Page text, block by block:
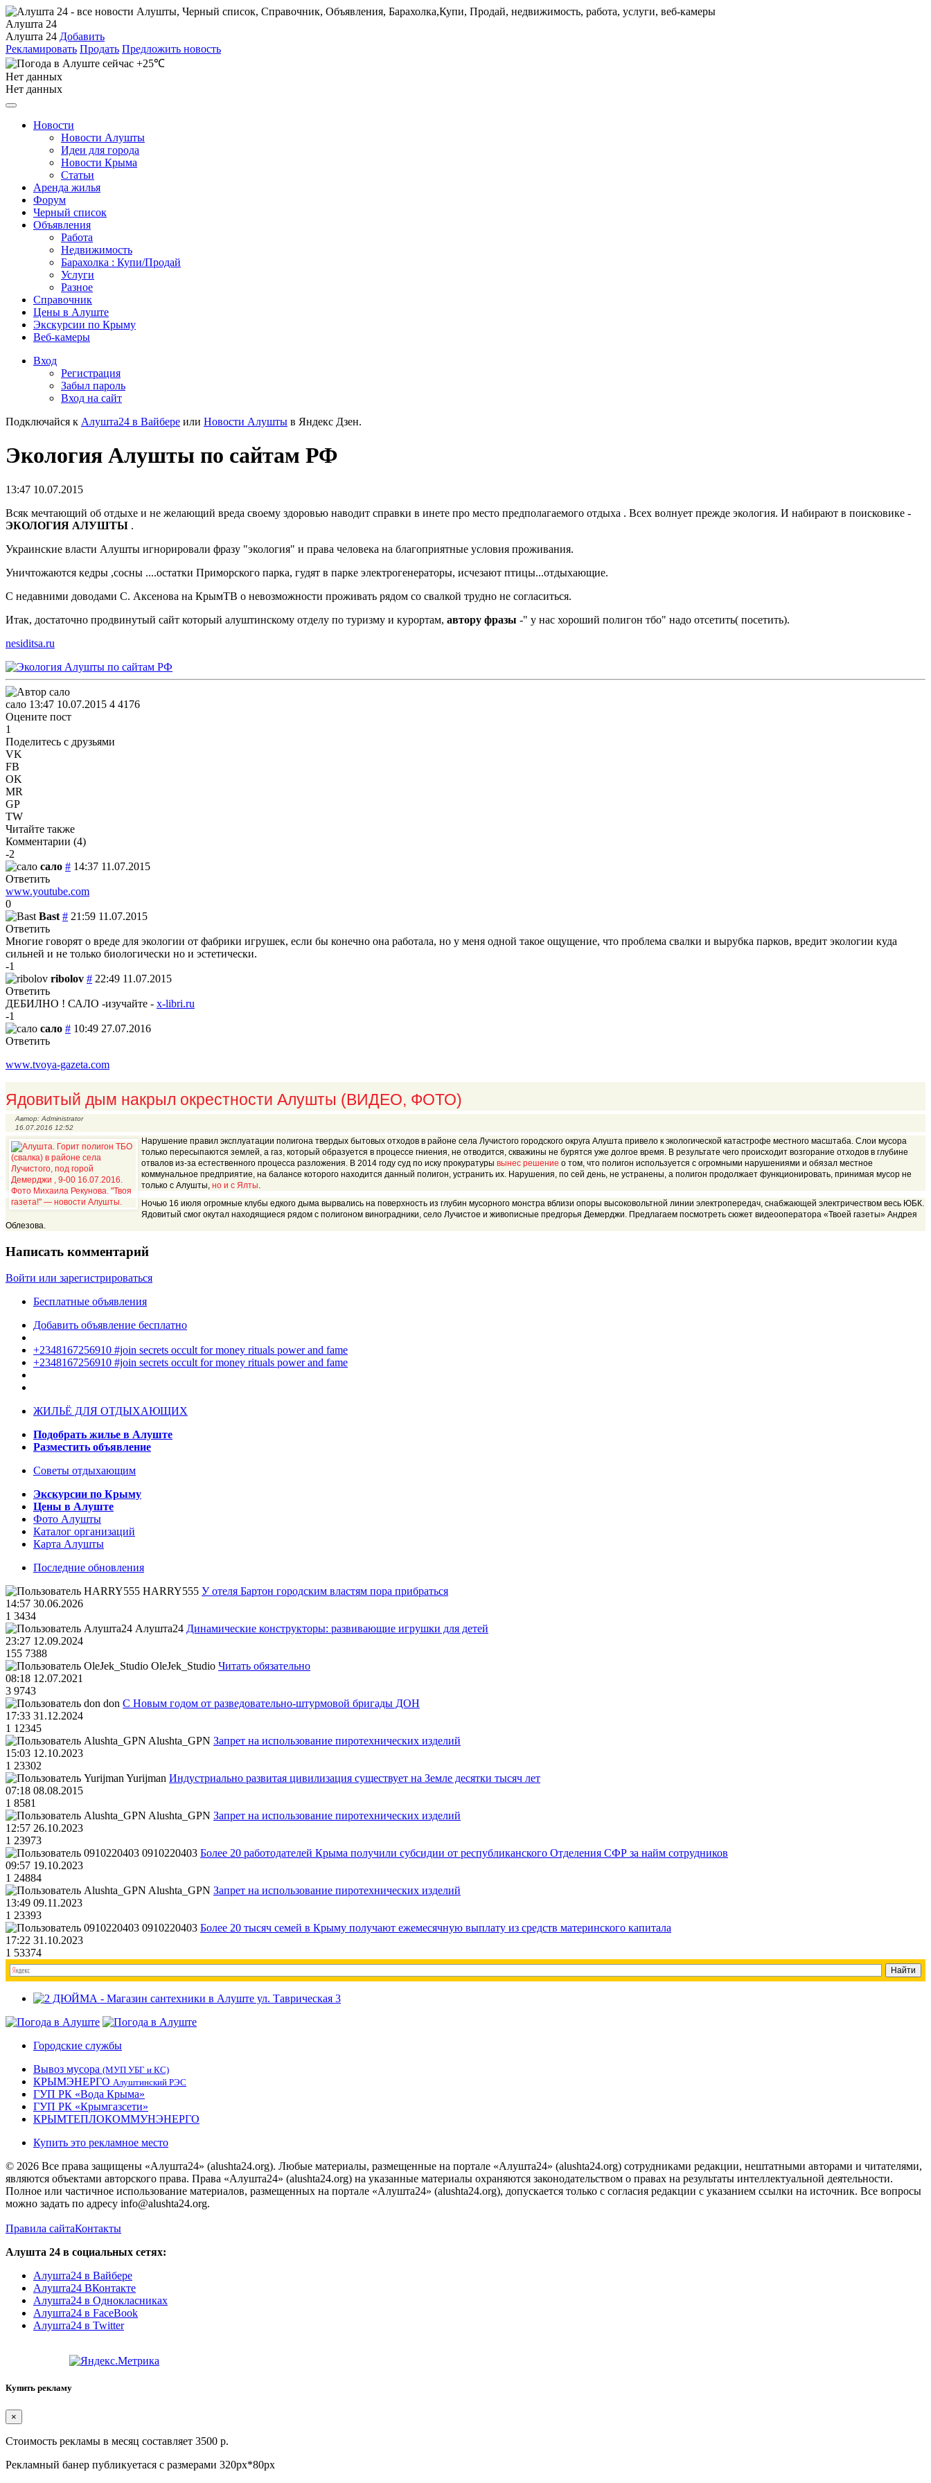
Алушта 24
Алушта 24 Добавить
Рекламировать Продать Предложить новость
+25℃
Нет данных
Нет данных
Новости
Новости Алушты
Идеи для города
Новости Крыма
Статьи
Аренда жилья
Форум
Черный список
Объявления
Работа
Недвижимость
Барахолка : Купи/Продай
Услуги
Разное
Справочник
Цены в Алуште
Экскурсии по Крыму
Веб-камеры
Вход
Регистрация
Забыл пароль
Вход на сайт
Подключайся к Алушта24 в Вайбере или Новости Алушты в Яндекс Дзен.
Экология Алушты по сайтам РФ
13:47 10.07.2015
Всяк мечтающий об отдыхе и не желающий вреда своему здоровью наводит справки в инете про место предполагаемого отдыха . Всех волнует прежде экология. И набирают в поисковике -
ЭКОЛОГИЯ АЛУШТЫ .
Украинские власти Алушты игнорировали фразу "экология" и права человека на благоприятные условия проживания.
Уничтожаются кедры ,сосны ....остатки Приморского парка, гудят в парке электрогенераторы, исчезают птицы...отдыхающие.
С недавними доводами С. Аксенова на КрымТВ о невозможности проживать рядом со свалкой трудно не согласиться.
Итак, достаточно продвинутый сайт который алуштинскому отделу по туризму и курортам, автору фразы -" у нас хороший полигон тбо" надо отсетить( посетить).
nesiditsa.ru
сало 13:47 10.07.2015 4 4176
Оцените пост
1
Поделитесь с друзьями
VK
FB
OK
MR
GP
TW
Читайте также
Комментарии (4)
-2
сало # 14:37 11.07.2015
Ответить
www.youtube.com
0
Bast # 21:59 11.07.2015
Ответить
Многие говорят о вреде для экологии от фабрики игрушек, если бы конечно она работала, но у меня одной такое ощущение, что проблема свалки и вырубка парков, вредит экологии куда
сильней и не только биологически но и эстетически.
-1
ribolov # 22:49 11.07.2015
Ответить
ДЕБИЛНО ! САЛО -изучайте - x-libri.ru
-1
сало # 10:49 27.07.2016
Ответить
www.tvoya-gazeta.com
Ядовитый дым накрыл окрестности Алушты (ВИДЕО, ФОТО)
Автор: Administrator
16.07.2016 12:52
Нарушение правил эксплуатации полигона твердых бытовых отходов в районе села Лучистого городского округа Алушта привело к экологической катастрофе местного масштаба. Слои мусора
только пересыпаются землей, а газ, который образуется в процессе гниения, не отводится, скважины не бурятся уже долгое время. В результате чего происходит возгорание отходов в глубине
отвалов из-за естественного процесса разложения. В 2014 году суд по иску прокуратуры вынес решение о том, что полигон используется с огромными нарушениями и обязал местное
коммунальное предприятие, на балансе которого находится данный полигон, устранить их. Нарушения, по сей день, не устранены, а полигон продолжает функционировать, принимая мусор не
только с Алушты, но и с Ялты.
Ночью 16 июля огромные клубы едкого дыма вырвались на поверхность из глубин мусорного монстра вблизи опоры высоковольтной линии электропередач, снабжающей электричеством весь ЮБК.
Ядовитый смог окутал находящиеся рядом с полигоном виноградники, село Лучистое и живописные предгорья Демерджи. Предлагаем посмотреть сюжет видеооператора «Твоей газеты» Андрея
Облезова.
Написать комментарий
Войти или зарегистрироваться
Бесплатные объявления
Добавить объявление бесплатно
+2348167256910 #join secrets occult for money rituals power and fame
+2348167256910 #join secrets occult for money rituals power and fame
ЖИЛЬЁ ДЛЯ ОТДЫХАЮЩИХ
Подобрать жилье в Алуште
Разместить объявление
Советы отдыхающим
Экскурсии по Крыму
Цены в Алуште
Фото Алушты
Каталог организаций
Карта Алушты
Последние обновления
HARRY555 У отеля Бартон городским властям пора прибраться
14:57 30.06.2026
1 3434
Алушта24 Динамические конструкторы: развивающие игрушки для детей
23:27 12.09.2024
155 7388
OleJek_Studio Читать обязательно
08:18 12.07.2021
3 9743
don С Новым годом от разведовательно-штурмовой бригады ДОН
17:33 31.12.2024
1 12345
Alushta_GPN Запрет на использование пиротехнических изделий
15:03 12.10.2023
1 23302
Yurijman Индустриально развитая цивилизация существует на Земле десятки тысяч лет
07:18 08.08.2015
1 8581
Alushta_GPN Запрет на использование пиротехнических изделий
12:57 26.10.2023
1 23973
0910220403 Более 20 работодателей Крыма получили субсидии от республиканского Отделения СФР за найм сотрудников
09:57 19.10.2023
1 24884
Alushta_GPN Запрет на использование пиротехнических изделий
13:49 09.11.2023
1 23393
0910220403 Более 20 тысяч семей в Крыму получают ежемесячную выплату из средств материнского капитала
17:22 31.10.2023
1 53374
Городские службы
Вывоз мусора (МУП УБГ и КС)
КРЫМЭНЕРГО Алуштинский РЭС
ГУП РК «Вода Крыма»
ГУП РК «Крымгазсети»
КРЫМТЕПЛОКОММУНЭНЕРГО
Купить это рекламное место
© 2026 Все права защищены «Алушта24» (alushta24.org). Любые материалы, размещенные на портале «Алушта24» (alushta24.org) сотрудниками редакции, нештатными авторами и читателями,
являются объектами авторского права. Права «Алушта24» (alushta24.org) на указанные материалы охраняются законодательством о правах на результаты интеллектуальной деятельности.
Полное или частичное использование материалов, размещенных на портале «Алушта24» (alushta24.org), допускается только с согласия редакции с указанием ссылки на источник. Все вопросы
можно задать по адресу info@alushta24.org.
Правила сайтаКонтакты
Алушта 24 в социальных сетях:
Алушта24 в Вайбере
Алушта24 ВКонтакте
Алушта24 в Однокласниках
Алушта24 в FaceBook
Алушта24 в Twitter
Купить рекламу
×
Стоимость рекламы в месяц составляет 3500 р.
Рекламный банер публикуетася с размерами 320px*80px